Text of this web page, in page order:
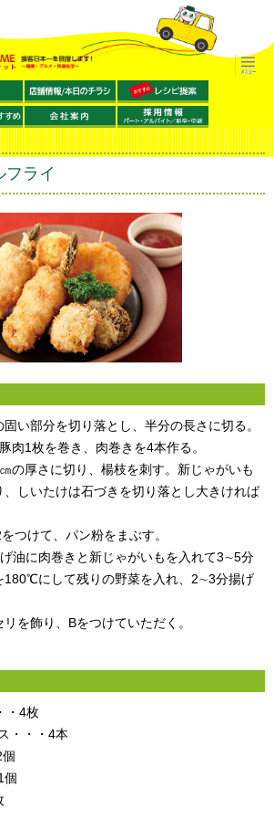
フライ
い部分を切り落とし、半分の長さに切る。
肉1枚を巻き、肉巻きを4本作る。
の厚さに切り、楊枝を刺す。新じゃがいも
、しいたけは石づきを切り落とし大きければ
つけて、パン粉をまぶす。
油に肉巻きと新じゃがいもを入れて3∼5分
180℃にして残りの野菜を入れ、2∼3分揚げ
を飾り、Bをつけていただく。
・4枚
・・・4本
個